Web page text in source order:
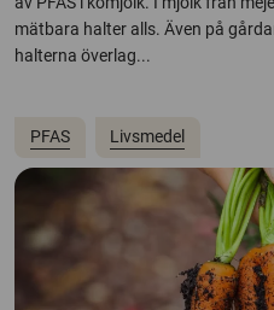
mätbara halter alls. Även på
halterna överlag...
PFAS Livsmedel